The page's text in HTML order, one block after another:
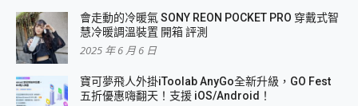
會走動的冷暖氣 SONY REON POCKET PRO 穿戴式智
慧冷暖調溫裝置 開箱 評測
2025 年 6 月 6 日
寶可夢飛人外掛iToolab AnyGo全新升級，GO Fest
五折優惠嗨翻天！支援 iOS/Android！